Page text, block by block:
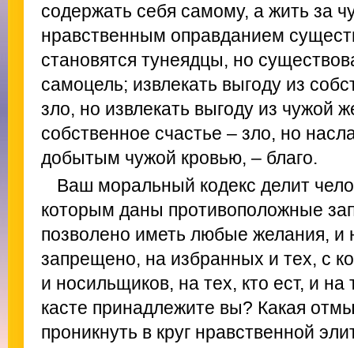
содержать себя самому, а жить за
нравственным оправданием
становятся тунеядцы, но
самоцель; извлекать выгоду из
зло, но извлекать выгоду из чужой
собственное счастье – зло, но
добытым чужой кровью, – благо.
Ваш моральный кодекс делит
которым даны противоположные
позволено иметь любые желания, и
запрещено, на избранных и тех, с
и носильщиков, на тех, кто ест, и на
касте принадлежите вы? Какая
проникнуть в круг нравственной